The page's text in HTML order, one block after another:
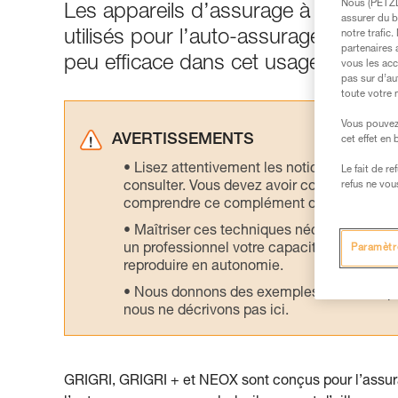
Les appareils d’assurage à
utilisés pour l’auto-assurage sur
peu efficace dans cet usage.
AVERTISSEMENTS
Lisez attentivement les notices
consulter. Vous devez avoir compris les
comprendre ce complément
Maîtriser ces techniques nécessite une
un professionnel votre capacité à refaire
reproduire en autonomie.
Nous donnons des exemples de
nous ne décrivons pas ici.
GRIGRI, GRIGRI + et NEOX sont conçus pour
Nous
assurer du
notre trafic.
partenaires
vous les
pas sur
toute votre
Vous
cet effet en
Le fait de
refus ne